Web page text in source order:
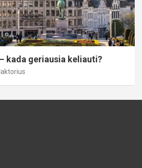
kada geriausia keliauti?